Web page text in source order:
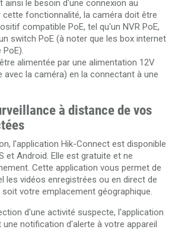
ainsi le besoin d'une connexion au
cette fonctionnalité, la caméra doit être
compatible PoE, tel qu'un NVR PoE,
switch PoE (à noter que les box internet
alimentée par une alimentation 12V
avec la caméra) en la connectant à une
à distance de vos
l'application Hik-Connect est disponible
et Android. Elle est gratuite et ne
Cette application vous permet de
les vidéos enregistrées ou en direct de
votre emplacement géographique.
d'une activité suspecte, l'application
notification d'alerte à votre appareil